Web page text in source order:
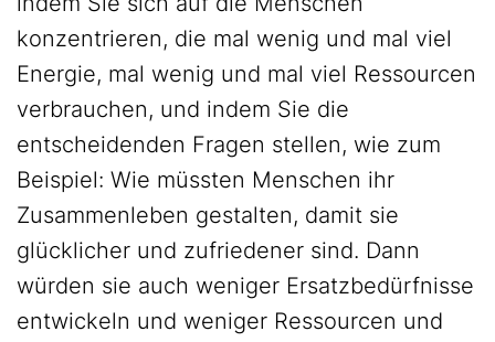
konzentrieren, die mal wenig und mal viel
Energie, mal wenig und mal viel Ressourcen
verbrauchen, und indem Sie die
entscheidenden Fragen stellen, wie zum
Beispiel: Wie müssten Menschen ihr
Zusammenleben gestalten, damit sie
glücklicher und zufriedener sind. Dann
würden sie auch weniger Ersatzbedürfnisse
entwickeln und weniger Ressourcen und